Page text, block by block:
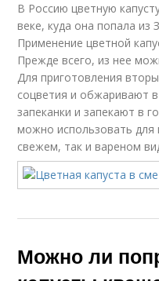
В Россию цветную
веке, куда она попала из
Применение цветной
Прежде всего, из нее
Для приготовления
соцветия и обжаривают в
запеканки и запекают в
можно использовать для
свежем, так и вареном
Можно ли